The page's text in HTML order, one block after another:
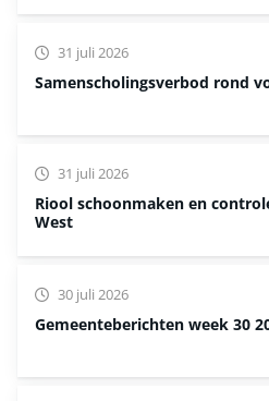
Samenscholingsverbod rond
31 juli 2026
Riool schoonmaken en
West
31 juli 2026
Gemeenteberichten week 30
30 juli 2026